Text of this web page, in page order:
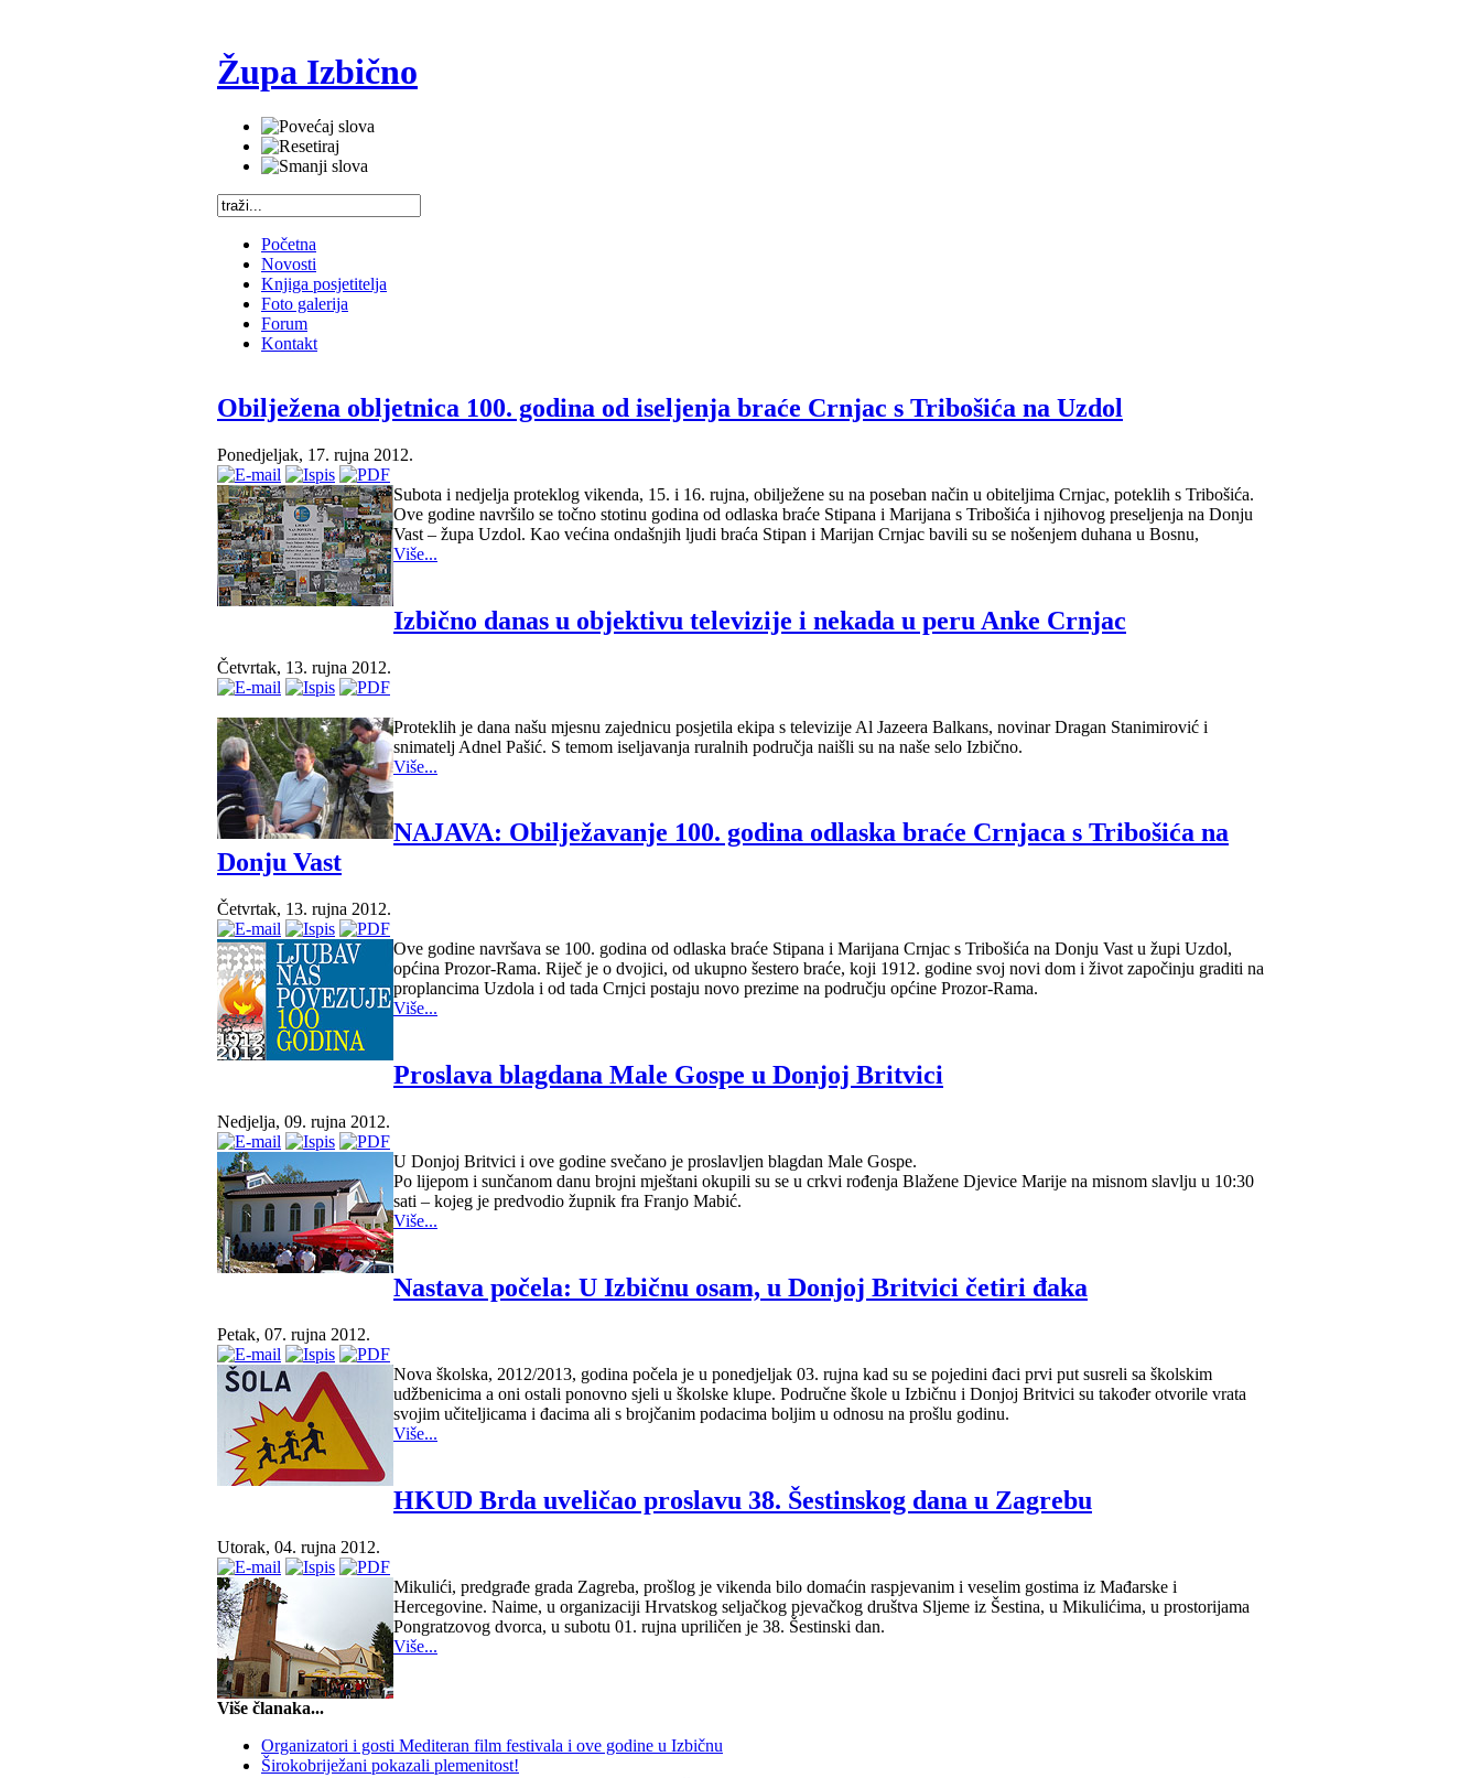
Župa Izbično
Početna
Novosti
Knjiga posjetitelja
Foto galerija
Forum
Kontakt
Obilježena obljetnica 100. godina od iseljenja braće Crnjac s Tribošića na Uzdol
Ponedjeljak, 17. rujna 2012.
Subota i nedjelja proteklog vikenda, 15. i 16. rujna, obilježene su na poseban način u obiteljima Crnjac, poteklih s Tribošića.
Ove godine navršilo se točno stotinu godina od odlaska braće Stipana i Marijana s Tribošića i njihovog preseljenja na Donju
Vast – župa Uzdol. Kao većina ondašnjih ljudi braća Stipan i Marijan Crnjac bavili su se nošenjem duhana u Bosnu,
Više...
Izbično danas u objektivu televizije i nekada u peru Anke Crnjac
Četvrtak, 13. rujna 2012.
Proteklih je dana našu mjesnu zajednicu posjetila ekipa s televizije Al Jazeera Balkans, novinar Dragan Stanimirović i
snimatelj Adnel Pašić. S temom iseljavanja ruralnih područja naišli su na naše selo Izbično.
Više...
NAJAVA: Obilježavanje 100. godina odlaska braće Crnjaca s Tribošića na
Donju Vast
Četvrtak, 13. rujna 2012.
Ove godine navršava se 100. godina od odlaska braće Stipana i Marijana Crnjac s Tribošića na Donju Vast u župi Uzdol,
općina Prozor-Rama. Riječ je o dvojici, od ukupno šestero braće, koji 1912. godine svoj novi dom i život započinju graditi na
proplancima Uzdola i od tada Crnjci postaju novo prezime na području općine Prozor-Rama.
Više...
Proslava blagdana Male Gospe u Donjoj Britvici
Nedjelja, 09. rujna 2012.
U Donjoj Britvici i ove godine svečano je proslavljen blagdan Male Gospe.
Po lijepom i sunčanom danu brojni mještani okupili su se u crkvi rođenja Blažene Djevice Marije na misnom slavlju u 10:30
sati – kojeg je predvodio župnik fra Franjo Mabić.
Više...
Nastava počela: U Izbičnu osam, u Donjoj Britvici četiri đaka
Petak, 07. rujna 2012.
Nova školska, 2012/2013, godina počela je u ponedjeljak 03. rujna kad su se pojedini đaci prvi put susreli sa školskim
udžbenicima a oni ostali ponovno sjeli u školske klupe. Područne škole u Izbičnu i Donjoj Britvici su također otvorile vrata
svojim učiteljicama i đacima ali s brojčanim podacima boljim u odnosu na prošlu godinu.
Više...
HKUD Brda uveličao proslavu 38. Šestinskog dana u Zagrebu
Utorak, 04. rujna 2012.
Mikulići, predgrađe grada Zagreba, prošlog je vikenda bilo domaćin raspjevanim i veselim gostima iz Mađarske i
Hercegovine. Naime, u organizaciji Hrvatskog seljačkog pjevačkog društva Sljeme iz Šestina, u Mikulićima, u prostorijama
Pongratzovog dvorca, u subotu 01. rujna upriličen je 38. Šestinski dan.
Više...
Više članaka...
Organizatori i gosti Mediteran film festivala i ove godine u Izbičnu
Širokobriježani pokazali plemenitost!